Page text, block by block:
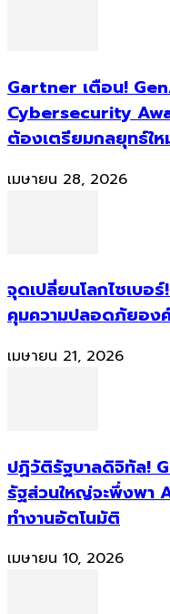
Gartner เตือน!
Cybersecurity
ต้องเตรียมกลยุทธ์ใ
เมษายน 28, 2026
จุดเปลี่ยนโลกไซเบอ
คุมความปลอดภัยอง
เมษายน 21, 2026
ปฏิวัติรัฐบาลดิจิทัล!
รัฐส่วนใหญ่จะพึ่งพา
ทำงานอัตโนมัติ
เมษายน 10, 2026